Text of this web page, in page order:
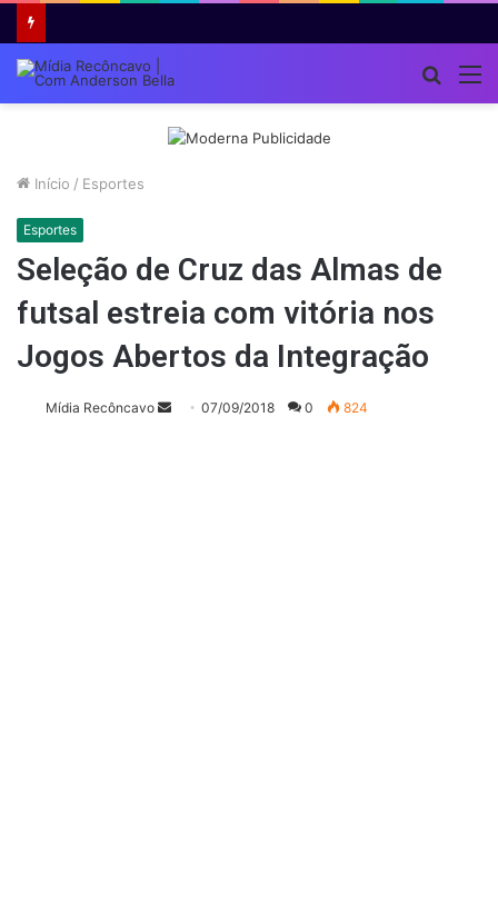
por
Início / Esportes
Esportes
Seleção de Cruz das Almas de
futsal estreia com vitória nos
Jogos Abertos da Integração
Mídia Recôncavo
Mande07/09/2018 0 824